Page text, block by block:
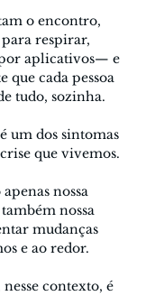
o encontro,
respirar,
aplicativos— e
que cada pessoa
tudo, sozinha.
um dos sintomas
que vivemos.
nossa
nossa
mudanças
e ao redor.
contexto, é